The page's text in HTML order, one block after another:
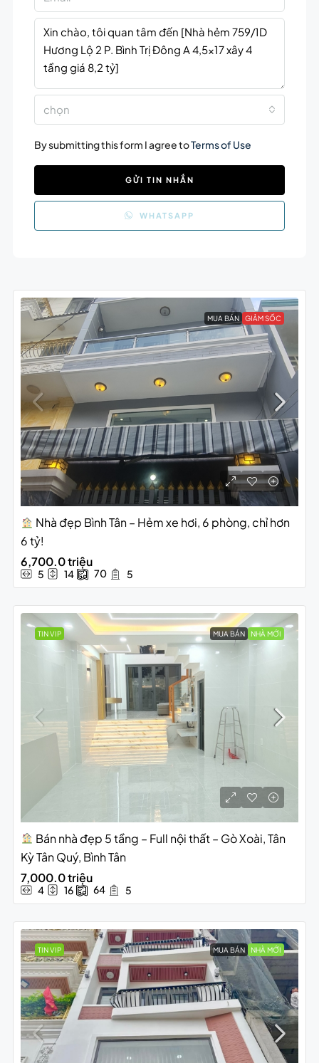
chọn
By submitting this form I agree toTerms of Use
GỬI TIN NHẮN
WHATSAPP
MUA BÁN GIẢM SỐC
Nhà đẹp Bình Tân – Hẻm xe hơi, 6 phòng, chỉ hơn
6 tỷ!
6,700.0 triệu
5 14 70 5
TIN VIP MUA BÁN NHÀ MỚI
Bán nhà đẹp 5 tầng – Full nội thất – Gò Xoài, Tân
Kỳ Tân Quý, Bình Tân
7,000.0 triệu
4 16 64 5
TIN VIP MUA BÁN NHÀ MỚI